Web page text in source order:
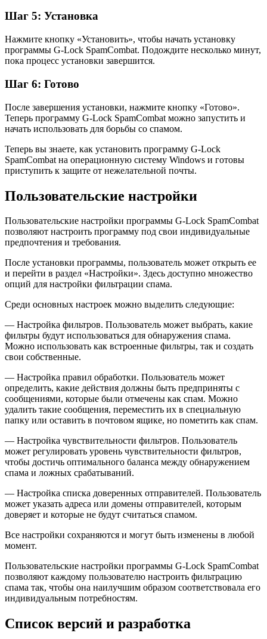
Шаг 5: Установка
Нажмите кнопку «Установить», чтобы начать установку
программы G-Lock SpamCombat. Подождите несколько минут,
пока процесс установки завершится.
Шаг 6: Готово
После завершения установки, нажмите кнопку «Готово».
Теперь программу G-Lock SpamCombat можно запустить и
начать использовать для борьбы со спамом.
Теперь вы знаете, как установить программу G-Lock
SpamCombat на операционную систему Windows и готовы
приступить к защите от нежелательной почты.
Пользовательские настройки
Пользовательские настройки программы G-Lock SpamCombat
позволяют настроить программу под свои индивидуальные
предпочтения и требования.
После установки программы, пользователь может открыть ее
и перейти в раздел «Настройки». Здесь доступно множество
опций для настройки фильтрации спама.
Среди основных настроек можно выделить следующие:
— Настройка фильтров. Пользователь может выбрать, какие
фильтры будут использоваться для обнаружения спама.
Можно использовать как встроенные фильтры, так и создать
свои собственные.
— Настройка правил обработки. Пользователь может
определить, какие действия должны быть предприняты с
сообщениями, которые были отмечены как спам. Можно
удалить такие сообщения, переместить их в специальную
папку или оставить в почтовом ящике, но пометить как спам.
— Настройка чувствительности фильтров. Пользователь
может регулировать уровень чувствительности фильтров,
чтобы достичь оптимального баланса между обнаружением
спама и ложных срабатываний.
— Настройка списка доверенных отправителей. Пользователь
может указать адреса или домены отправителей, которым
доверяет и которые не будут считаться спамом.
Все настройки сохраняются и могут быть изменены в любой
момент.
Пользовательские настройки программы G-Lock SpamCombat
позволяют каждому пользователю настроить фильтрацию
спама так, чтобы она наилучшим образом соответствовала его
индивидуальным потребностям.
Список версий и разработка